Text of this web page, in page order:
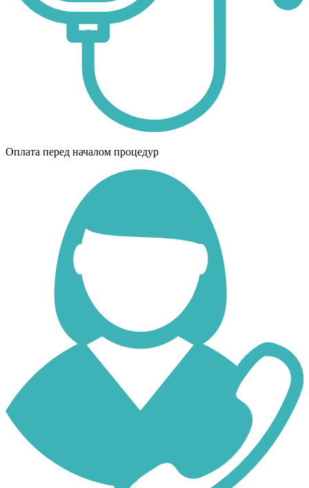
Оплата перед началом процедур